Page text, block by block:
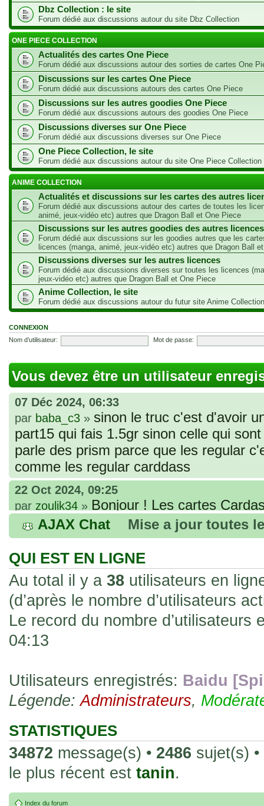
Dbz Collection : le site
Forum dédié aux discussions autour du site Dbz Collection
ONE PIECE COLLECTION
Actualités des cartes One Piece
Forum dédié aux discussions autour des sorties de cartes One
Discussions sur les cartes One Piece
Forum dédié aux discussions autours des cartes One Piece
Discussions sur les autres goodies One Piece
Forum dédié aux discussions autours des goodies One Piece
Discussions diverses sur One Piece
Forum dédié aux discussions diverses sur One Piece
One Piece Collection, le site
Forum dédié aux discussions autour du site One Piece Collection
ANIME COLLECTION
Actualités et discussions sur les cartes des autres
Forum dédié aux discussions autour des cartes de toutes les
animé, jeux-vidéo etc) autres que Dragon Ball et One Piece
Discussions sur les autres goodies des autres licences
Forum dédié aux discussions sur les goodies autres que les
licences (manga, animé, jeux-vidéo etc) autres que Dragon Ball
Discussions diverses sur les autres licences
Forum dédié aux discussions diverses sur toutes les licences
jeux-vidéo etc) autres que Dragon Ball et One Piece
Anime Collection, le site
Forum dédié aux discussions autour du futur site Anime Collection
CONNEXION
Nom d’utilisateur:
Mot de passe:
Vous devez être un utilisateur
07 Déc 2024, 06:33
par baba_c3 » sinon le truc c'est d'avoir
part15 qui fais 1.5gr sinon celle qui
parle des prism parce que les regular
comme les regular carddass
22 Oct 2024, 09:25
par zoulik34 » Bonjour ! Les cartes
que vous avez commandées, sont
fines et souples. Cela fait partie de
les rend faciles à manipuler et à
sur l'authenticité ou la qualité de votre
avec d'autres cartes de la même série
collectionneurs. Mais en règle
fait normal pour ce type de carte.
26 Déc 2023, 13:46
acheter une réédition de cette Hondan ?
02 Juin 2023, 14:17
par
Bonjour j'ai commandé
20 , je trouve la carte vraiment très
collection les carte sont censées être
24 Oct 2022, 13:37
par
de Lucy de Cyberpunk : Edgerunners.
AJAX Chat Mise a jour toutes
QUI EST EN LIGNE
Au total il y a 38 utilisateurs en
(d’après le nombre d’utilisateurs
Le record du nombre d’utilisateurs
04:13
Utilisateurs enregistrés: Baidu
Légende:Administrateurs,
STATISTIQUES
34872 message(s) • 2486 sujet(s) •
le plus récent est tanin.
Index du forum